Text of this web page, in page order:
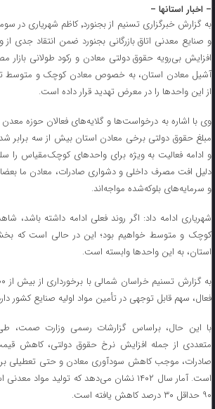
– اخبار استانها –
به گزارش خبرگزاری تسنیم از
و صنایع معدنی اتاق بازرگانی بجنورد ضمن انتقاد جدی
افزایش بی‌رویه حقوق دولتی معادن و رکود طولانی بازار
آشیل معادن استان، به خصوص معادن کوچک و متوسط
از این واحدها را در معرض تهدید قرار داده است.
وی با اشاره به درخواست‌ها و گلایه‌های فعالان حوزه معدن
مبلغ حقوق دولتی برخی معادن استان بیش از سه برابر
و ادامه فعالیت به ویژه برای واحدهای کوچک‌مقیاس را
دلیل افت مصرف داخلی و دشواری صادرات، معادن ما بعضا
و سرمایه‌های بلوکه‌شده مواجه‌اند.
شهریاری ادامه داد: اگر روند فعلی ادامه داشته باشد،
کوچک و متوسط خواهیم بود؛ این در حالی است که
استان، به این واحدها وابسته است.
فعال، سهم قابل توجهی در تأمین مواد اولیه صنایع کشور
با این حال، براساس گزارشات رسمی وزارت صمت،
متعددی از جمله افزایش نرخ حقوق دولتی، کاهش
صادرات، موجب کاهش سودآوری معادن و حتی تعطیلی
است. آمار سال ۱۴۰۲ نشان می‌دهد که تولید مواد
۹۰ حداقل ۳۰ درصد کاهش یافته است.